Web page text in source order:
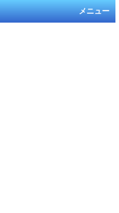
メニュー